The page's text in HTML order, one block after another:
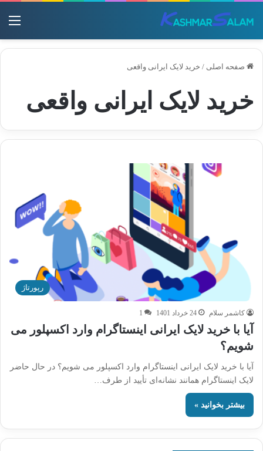
صفحه اصلی / خرید لایک ایرانی واقعی
خرید لایک ایرانی واقعی
رپورتاژ
کاشمر سلام 24 خرداد 1401 1
آیا با خرید لایک ایرانی اینستاگرام وارد اکسپلور می
شویم؟
آیا با خرید لایک ایرانی اینستاگرام وارد اکسپلور می شویم؟ در حال حاضر
لایک اینستاگرام همانند نشانه‌ای تأیید از طرف…
بیشتر بخوانید »